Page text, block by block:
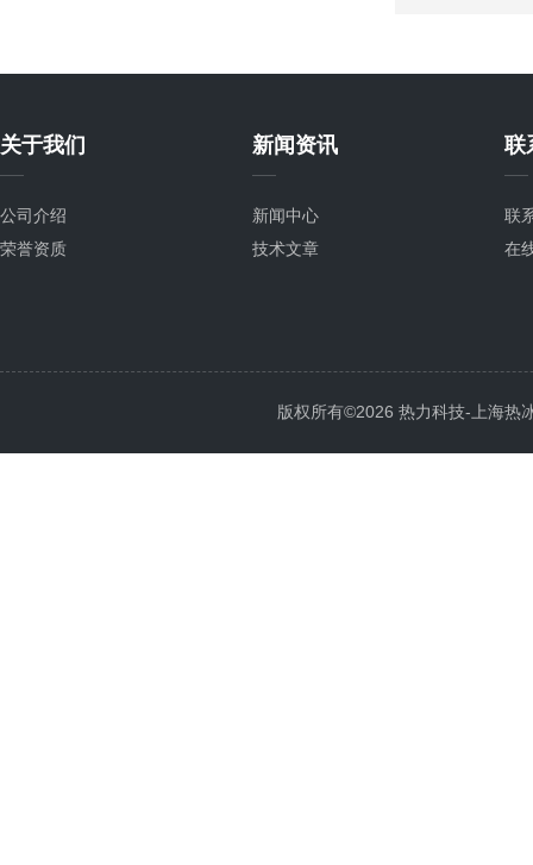
关于我们
公司介绍
荣誉资质
新闻资讯
新闻中心
技术文章
联
联
在
版权所有©2026 热力科技-上海